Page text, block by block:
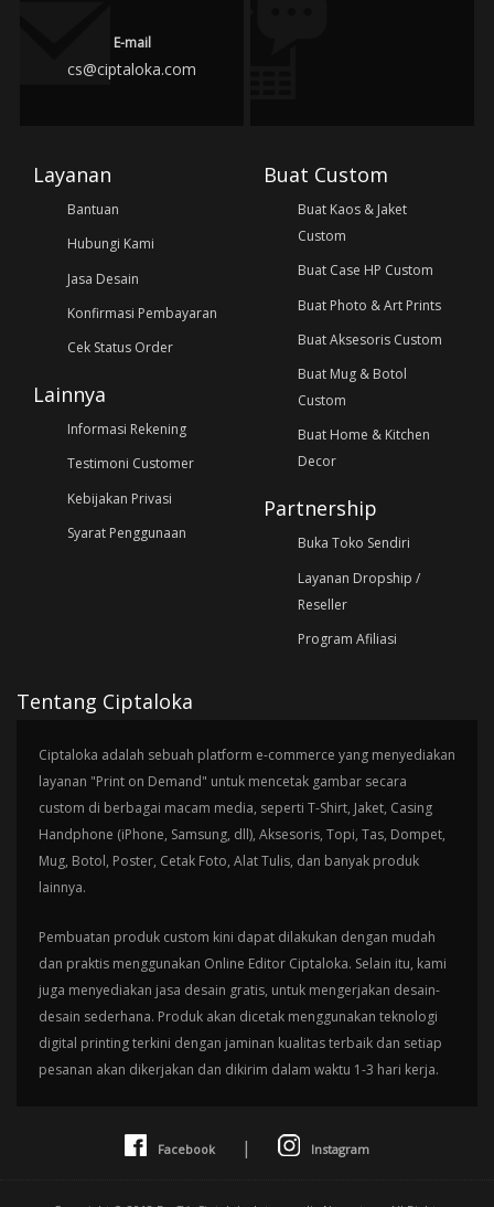
E-mail
cs@ciptaloka.com
Layanan
Bantuan
Hubungi Kami
Jasa Desain
Konfirmasi Pembayaran
Cek Status Order
Lainnya
Informasi Rekening
Testimoni Customer
Kebijakan Privasi
Syarat Penggunaan
Buat Custom
Buat Kaos & Jaket
Custom
Buat Case HP Custom
Buat Photo & Art Prints
Buat Aksesoris Custom
Buat Mug & Botol
Custom
Buat Home & Kitchen
Decor
Partnership
Buka Toko Sendiri
Layanan Dropship /
Reseller
Program Afiliasi
Tentang Ciptaloka
Ciptaloka adalah sebuah platform e-commerce yang menyediakan
layanan "Print on Demand" untuk mencetak gambar secara
custom di berbagai macam media, seperti T-Shirt, Jaket, Casing
Handphone (iPhone, Samsung, dll), Aksesoris, Topi, Tas, Dompet,
Mug, Botol, Poster, Cetak Foto, Alat Tulis, dan banyak produk
lainnya.
Pembuatan produk custom kini dapat dilakukan dengan mudah
dan praktis menggunakan Online Editor Ciptaloka. Selain itu, kami
juga menyediakan jasa desain gratis, untuk mengerjakan desain-
desain sederhana. Produk akan dicetak menggunakan teknologi
digital printing terkini dengan jaminan kualitas terbaik dan setiap
pesanan akan dikerjakan dan dikirim dalam waktu 1-3 hari kerja.
Facebook | Instagram